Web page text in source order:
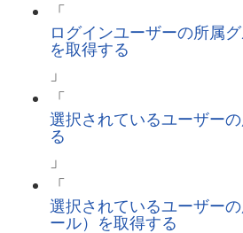
「
ログインユーザーの所属グ
を取得する
」
「
選択されているユーザー
る
」
「
選択されているユーザー
ール）を取得する